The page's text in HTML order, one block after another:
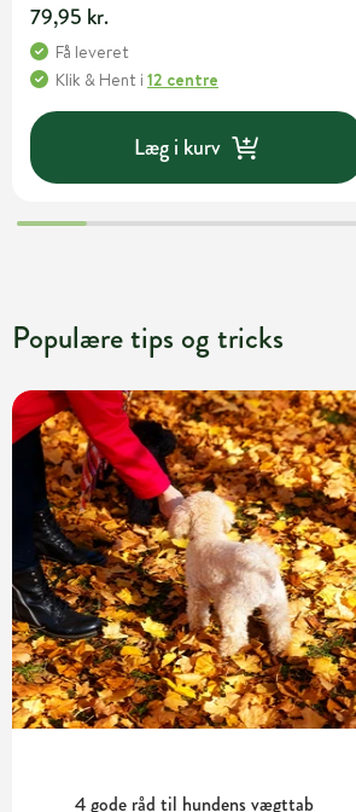
79,95 kr.
Få leveret
Klik & Hent i 12 centre
Læg i kurv
Populære tips og tricks
4 gode råd til hundens vægttab